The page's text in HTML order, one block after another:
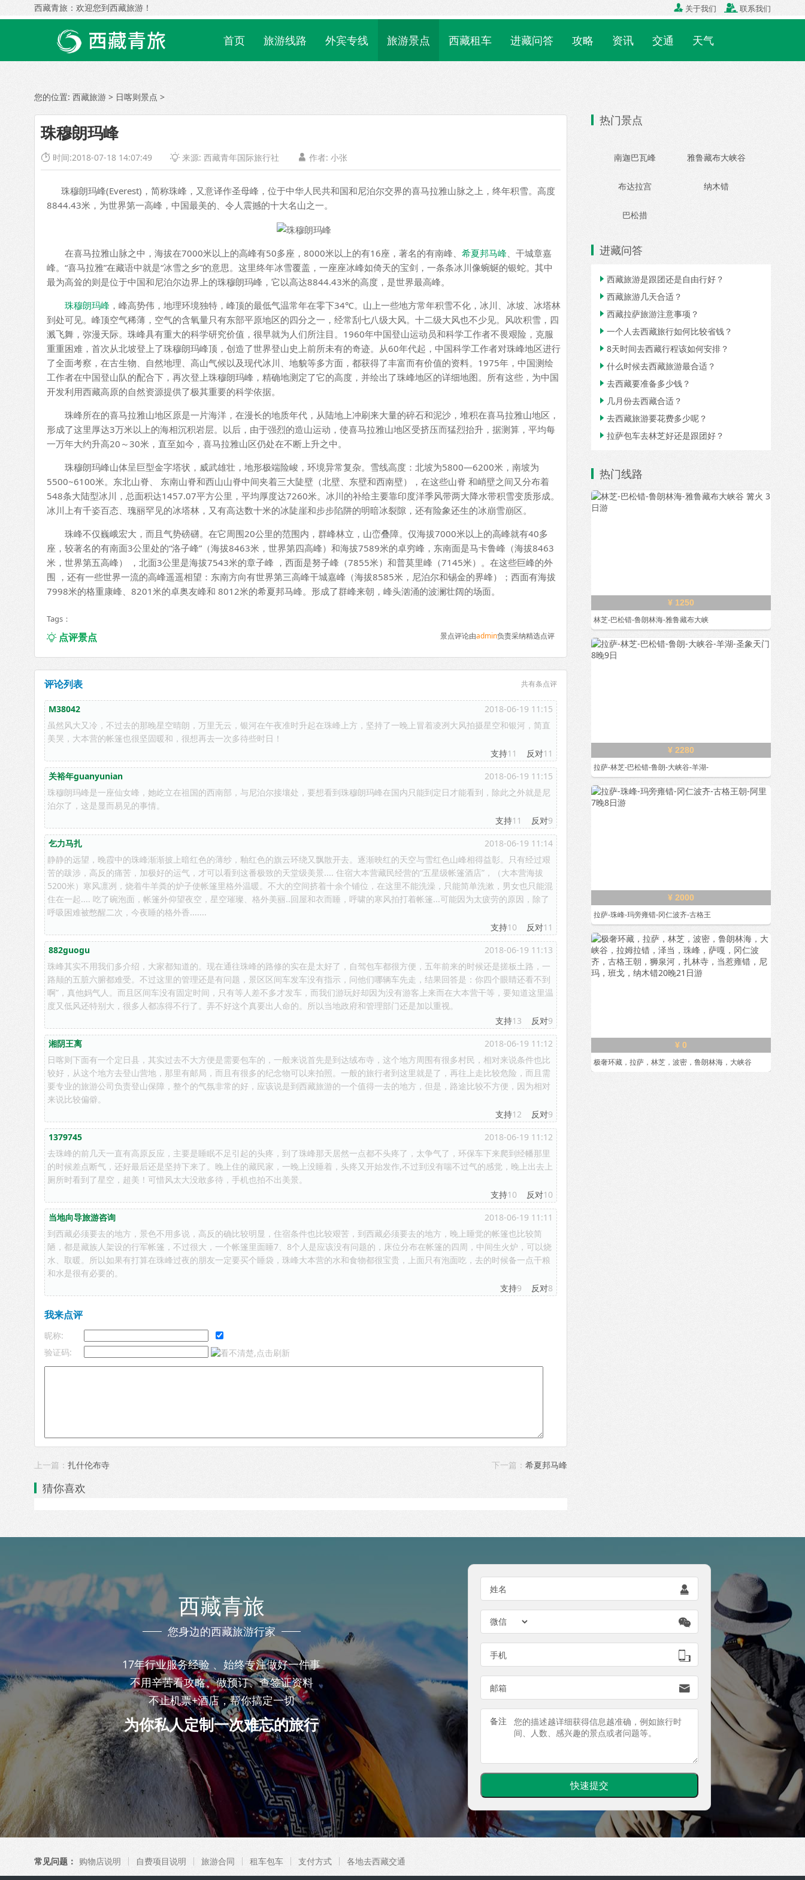
西藏青旅：欢迎您到西藏旅游！  关于我们  联系我们
首页 旅游线路 外宾专线 旅游景点 西藏租车 进藏问答 攻略 资讯 交通 天气
您的位置: 西藏旅游 > 日喀则景点 >
珠穆朗玛峰
 时间:2018-07-18 14:07:49 来源: 西藏青年国际旅行社  作者: 小张
珠穆朗玛峰(Everest)，简称珠峰，又意译作圣母峰，位于中华人民共和国和尼泊尔交界的喜马拉雅山脉之上，终年积雪。高度
8844.43米，为世界第一高峰，中国最美的、令人震撼的十大名山之一。
在喜马拉雅山脉之中，海拔在7000米以上的高峰有50多座，8000米以上的有16座，著名的有南峰、 希夏邦马峰 、干城章嘉
峰。“喜马拉雅”在藏语中就是“冰雪之乡”的意思。这里终年冰雪覆盖，一座座冰峰如倚天的宝剑，一条条冰川像蜿蜒的银蛇。其中
最为高耸的则是位于中国和尼泊尔边界上的珠穆朗玛峰，它以高达8844.43米的高度，是世界最高峰。
珠穆朗玛峰 ，峰高势伟，地理环境独特，峰顶的最低气温常年在零下34℃。山上一些地方常年积雪不化，冰川、冰坡、冰塔林
到处可见。峰顶空气稀薄，空气的含氧量只有东部平原地区的四分之一，经常刮七八级大风。十二级大风也不少见。风吹积雪，四
溅飞舞，弥漫天际。珠峰具有重大的科学研究价值，很早就为人们所注目。1960年中国登山运动员和科学工作者不畏艰险，克服
重重困难，首次从北坡登上了珠穆朗玛峰顶，创造了世界登山史上前所未有的奇迹。从60年代起，中国科学工作者对珠峰地区进行
了全面考察，在古生物、自然地理、高山气候以及现代冰川、地貌等多方面，都获得了丰富而有价值的资料。1975年，中国测绘
工作者在中国登山队的配合下，再次登上珠穆朗玛峰，精确地测定了它的高度，并绘出了珠峰地区的详细地图。所有这些，为中国
开发利用西藏高原的自然资源提供了极其重要的科学依据。
珠峰所在的喜马拉雅山地区原是一片海洋，在漫长的地质年代，从陆地上冲刷来大量的碎石和泥沙，堆积在喜马拉雅山地区，
形成了这里厚达3万米以上的海相沉积岩层。以后，由于强烈的造山运动，使喜马拉雅山地区受挤压而猛烈抬升，据测算，平均每
一万年大约升高20～30米，直至如今，喜马拉雅山区仍处在不断上升之中。
珠穆朗玛峰山体呈巨型金字塔状，威武雄壮，地形极端险峻，环境异常复杂。雪线高度：北坡为5800—6200米，南坡为
5500~6100米。东北山脊、 东南山脊和西山山脊中间夹着三大陡壁（北壁、东壁和西南壁），在这些山脊 和峭壁之间又分布着
548条大陆型冰川，总面积达1457.07平方公里，平均厚度达7260米。冰川的补给主要靠印度洋季风带两大降水带积雪变质形成。
冰川上有千姿百态、瑰丽罕见的冰塔林，又有高达数十米的冰陡崖和步步陷阱的明暗冰裂隙，还有险象还生的冰崩雪崩区。
珠峰不仅巍峨宏大，而且气势磅礴。在它周围20公里的范围内，群峰林立，山峦叠障。仅海拔7000米以上的高峰就有40多
座，较著名的有南面3公里处的“洛子峰”（海拔8463米，世界第四高峰）和海拔7589米的卓穷峰，东南面是马卡鲁峰（海拔8463
米，世界第五高峰） ，北面3公里是海拔7543米的章子峰 ，西面是努子峰（7855米）和普莫里峰（7145米）。在这些巨峰的外
围 ，还有一些世界一流的高峰遥遥相望：东南方向有世界第三高峰干城嘉峰（海拔8585米，尼泊尔和锡金的界峰）；西面有海拔
7998米的格重康峰、8201米的卓奥友峰和 8012米的希夏邦马峰。形成了群峰来朝，峰头汹涌的波澜壮阔的场面。
Tags：
点评景点 景点评论由admin负责采纳精选点评
评论列表 共有条点评
M38042
2018-06-19 11:15
虽然风大又冷，不过去的那晚星空晴朗，万里无云，银河在午夜准时升起在珠峰上方，坚持了一晚上冒着凌冽大风拍摄星空和银河，简直
美哭，大本营的帐篷也很坚固暖和，很想再去一次多待些时日！
支持11 反对11
关裕年guanyunian
2018-06-19 11:15
珠穆朗玛峰是一座仙女峰，她屹立在祖国的西南部，与尼泊尔接壤处，要想看到珠穆朗玛峰在国内只能到定日才能看到，除此之外就是尼
泊尔了，这是显而易见的事情。
支持11 反对9
乞力马扎
2018-06-19 11:14
静静的远望，晚霞中的珠峰渐渐披上暗红色的薄纱，釉红色的旗云环绕又飘散开去。逐渐映红的天空与雪红色山峰相得益彰。只有经过艰
苦的跋涉，高反的痛苦，加极好的运气，才可以看到这番极致的天堂级美景.... 住宿大本营藏民经营的“五星级帐篷酒店”，（大本营海拔
5200米）寒风凛冽，烧着牛羊粪的炉子使帐篷里格外温暖。不大的空间挤着十余个铺位，在这里不能洗澡，只能简单洗漱，男女也只能混
住在一起.... 吃了碗泡面，帐篷外仰望夜空，星空璀璨、格外美丽..回屋和衣而睡，呼啸的寒风拍打着帐篷...可能因为太疲劳的原因，除了
呼吸困难被憋醒二次，今夜睡的格外香.......
支持10 反对11
882guogu
2018-06-19 11:13
珠峰其实不用我们多介绍，大家都知道的。现在通往珠峰的路修的实在是太好了，自驾包车都很方便，五年前来的时候还是搓板土路，一
路颠的五脏六腑都难受。不过这里的管理还是有问题，景区区间车发车没有指示，问他们哪辆车先走，结果回答是：你四个眼睛还看不到
啊”，真他妈气人。而且区间车没有固定时间，只有等人差不多才发车，而我们游玩好却因为没有游客上来而在大本营干等，要知道这里温
度又低风还特别大，很多人都冻得不行了。弄不好这个真要出人命的。所以当地政府和管理部门还是加以重视。
支持13 反对9
湘阴王离
2018-06-19 11:12
日喀则下面有一个定日县，其实过去不大方便是需要包车的，一般来说首先是到达绒布寺，这个地方周围有很多村民，相对来说条件也比
较好，从这个地方去登山营地，那里有邮局，而且有很多的纪念物可以来拍照。一般的旅行者到这里就是了，再往上走比较危险，而且需
要专业的旅游公司负责登山保障，整个的气氛非常的好，应该说是到西藏旅游的一个值得一去的地方，但是，路途比较不方便，因为相对
来说比较偏僻。
支持12 反对9
1379745
2018-06-19 11:12
去珠峰的前几天一直有高原反应，主要是睡眠不足引起的头疼，到了珠峰那天居然一点都不头疼了，太争气了，环保车下来爬到经幡那里
的时候差点断气，还好最后还是坚持下来了。晚上住的藏民家，一晚上没睡着，头疼又开始发作,不过到没有喘不过气的感觉，晚上出去上
厕所时看到了星空，超美！可惜风太大没敢多待，手机也拍不出美景。
支持10 反对10
当地向导旅游咨询
2018-06-19 11:11
到西藏必须要去的地方，景色不用多说，高反的确比较明显，住宿条件也比较艰苦，到西藏必须要去的地方，晚上睡觉的帐篷也比较简
陋，都是藏族人架设的行军帐篷，不过很大，一个帐篷里面睡7、8个人是应该没有问题的，床位分布在帐篷的四周，中间生火炉，可以烧
水、取暖。所以如果有打算在珠峰过夜的朋友一定要买个睡袋，珠峰大本营的水和食物都很宝贵，上面只有泡面吃，去的时候备一点干粮
和水是很有必要的。
支持9 反对8
我来点评
昵称:
验证码:
上一篇： 扎什伦布寺 下一篇： 希夏邦马峰
猜你喜欢
热门景点
南迦巴瓦峰 雅鲁藏布大峡谷
布达拉宫 纳木错
巴松措
进藏问答
 西藏旅游是跟团还是自由行好？
 西藏旅游几天合适？
 西藏拉萨旅游注意事项？
 一个人去西藏旅行如何比较省钱？
 8天时间去西藏行程该如何安排？
 什么时候去西藏旅游最合适？
 去西藏要准备多少钱？
 几月份去西藏合适？
 去西藏旅游要花费多少呢？
 拉萨包车去林芝好还是跟团好？
热门线路
¥ 1250
林芝-巴松错-鲁朗林海-雅鲁藏布大峡
¥ 2280
拉萨-林芝-巴松错-鲁朗-大峡谷-羊湖-
¥ 2000
拉萨-珠峰-玛旁雍错-冈仁波齐-古格王
¥ 0
极奢环藏，拉萨，林芝，波密，鲁朗林海，大峡谷
西藏青旅
您身边的西藏旅游行家
17年行业服务经验 、始终专注做好一件事
不用辛苦看攻略、做预订、查签证资料
不止机票+酒店，帮你搞定一切
为你私人定制一次难忘的旅行
姓名 

手机 
邮箱 
备注
常见问题： 购物店说明 自费项目说明 旅游合同 租车包车 支付方式 各地去西藏交通